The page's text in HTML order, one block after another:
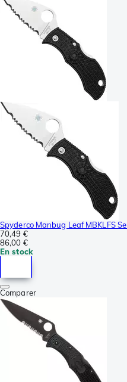
Spyderco Manbug Leaf MBKLFS
70,49 €
86,00 €
En stock
Comparer